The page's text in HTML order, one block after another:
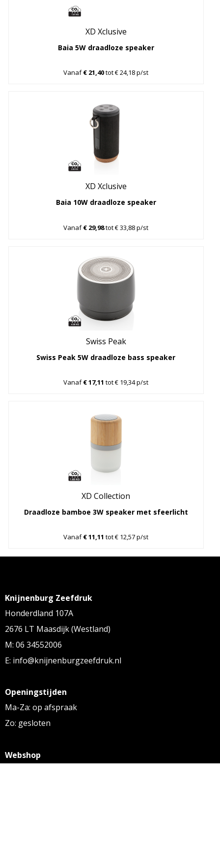
XD Xclusive
Baia 5W draadloze speaker
Vanaf€ 21,40tot € 24,18 p/st
XD Xclusive
Baia 10W draadloze speaker
Vanaf€ 29,98tot € 33,88 p/st
Swiss Peak
Swiss Peak 5W draadloze bass speaker
Vanaf€ 17,11 tot € 19,34 p/st
XD Collection
Draadloze bamboe 3W speaker met sfeerlicht
Vanaf€ 11,11 tot € 12,57 p/st
Knijnenburg Zeefdruk
Honderdland 107A
2676 LT Maasdijk (Westland)
M: 06 34552006
E: info@knijnenburgzeefdruk.nl
Openingstijden
Ma-Za: op afspraak
Zo: gesloten
Webshop